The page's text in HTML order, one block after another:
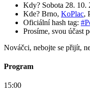
Kdy? Sobota 28. 10.
Kde? Brno, KoPlac,
Oficiální hash tag:
Prosíme, svou účast
Nováčci, nebojte se přijít,
Program
15:00